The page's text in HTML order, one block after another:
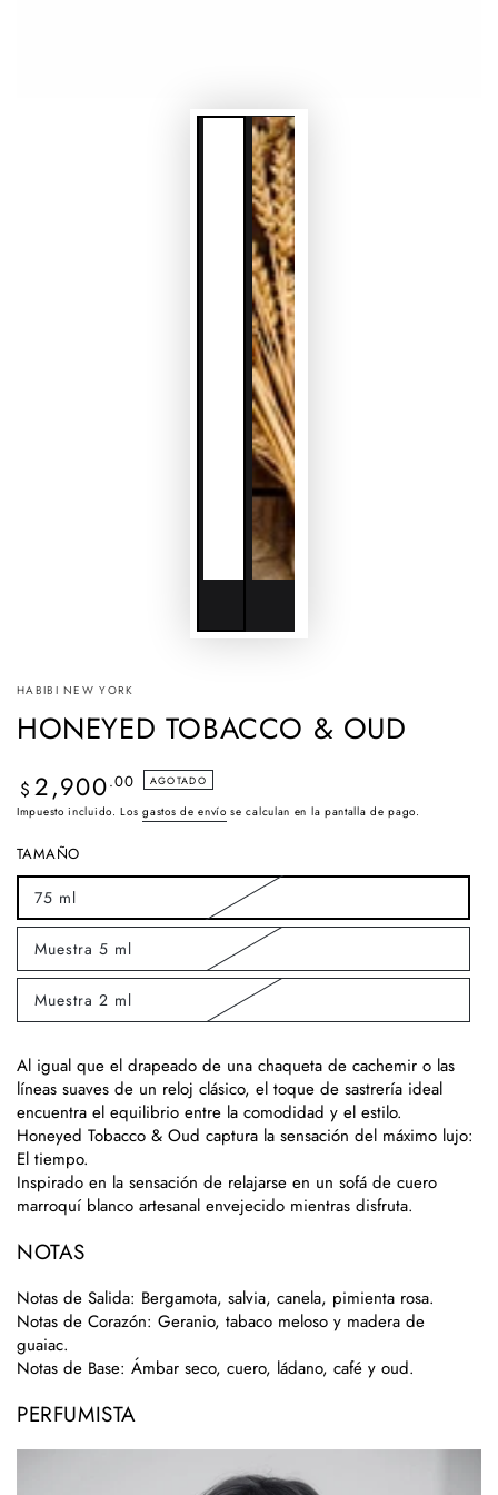
HABIBI NEW YORK
HONEYED TOBACCO & OUD
Precio
regular
$ 2,900.00 AGOTADO
Impuesto incluido. Losgastos de envío se calculan en la pantalla de pago.
TAMAÑO
75 ml
Variante
agotada
o
no
disponible
Muestra 5 ml
Variante
agotada
o
no
disponible
Muestra 2 ml
Variante
agotada
disponible
Al igual que el drapeado de una chaqueta de cachemir o las
líneas suaves de un reloj clásico, el toque de sastrería ideal
encuentra el equilibrio entre la comodidad y el estilo.
Honeyed Tobacco & Oud captura la sensación del máximo lujo:
El tiempo.
Inspirado en la sensación de relajarse en un sofá de cuero
marroquí blanco artesanal envejecido mientras disfruta.
NOTAS
Notas de Salida: Bergamota, salvia, canela, pimienta rosa.
Notas de Corazón: Geranio, tabaco meloso y madera de
guaiac.
Notas de Base: Ámbar seco, cuero, ládano, café y oud.
PERFUMISTA